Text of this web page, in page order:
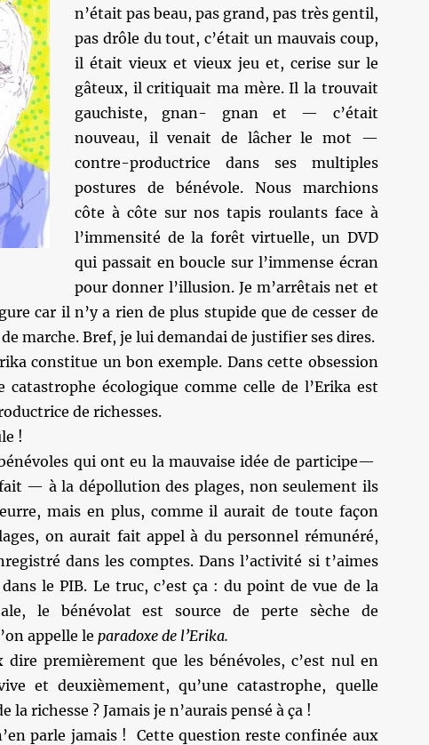
n’était pas beau, pas grand, pas très gentil,
pas drôle du tout, c’était un mauvais coup,
il était vieux et vieux jeu et, cerise sur le
gâteux, il critiquait ma mère. Il la trouvait
gauchiste, gnan- gnan et — c’était
nouveau, il venait de lâcher le mot —
contre-productrice dans ses multiples
postures de bénévole. Nous marchions
côte à côte sur nos tapis roulants face à
l’immensité de la forêt virtuelle, un DVD
qui passait en boucle sur l’immense écran
pour donner l’illusion. Je m’arrêtais net et
car il n’y a rien de plus stupide que de cesser de
marche. Bref, je lui demandai de justifier ses dires.
constitue un bon exemple. Dans cette obsession
catastrophe écologique comme celle de l’Erika est
de richesses.
!
qui ont eu la mauvaise idée de participe—
— à la dépollution des plages, non seulement ils
mais en plus, comme il aurait de toute façon
on aurait fait appel à du personnel rémunéré,
dans les comptes. Dans l’activité si t’aimes
le PIB. Le truc, c’est ça : du point de vue de la
le bénévolat est source de perte sèche de
appelle le paradoxe de l’Erika.
dire premièrement que les bénévoles, c’est nul en
et deuxièmement, qu’une catastrophe, quelle
la richesse ? Jamais je n’aurais pensé à ça !
parle jamais ! Cette question reste confinée aux